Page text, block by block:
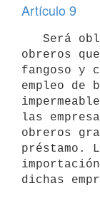
Artículo 9
obreros
fangoso y
empleo de
las
obreros
préstamo.
dichas